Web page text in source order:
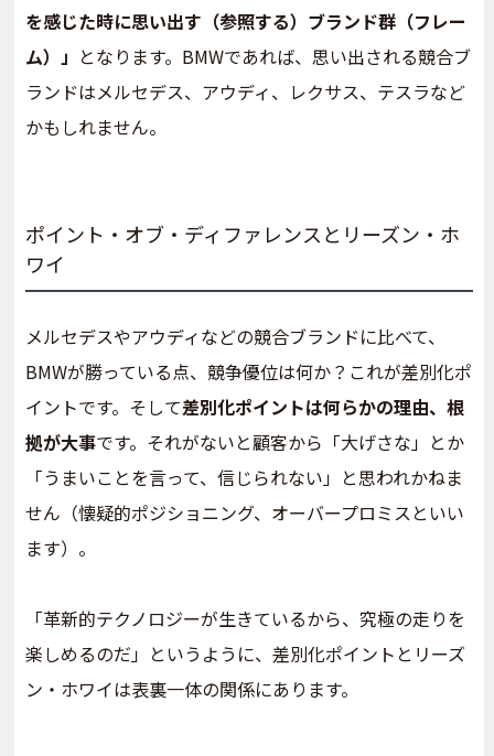
を感じた時に思い出す（参照する）ブランド群（フレー
ム）」 となります。BMWであれば、思い出される競合ブ
ランドはメルセデス、アウディ、レクサス、テスラなど
かもしれません。
ポイント・オブ・ディファレンスとリーズン・ホ
ワイ
メルセデスやアウディなどの競合ブランドに比べて、
BMWが勝っている点、競争優位は何か？これが差別化ポ
イントです。そして差別化ポイントは何らかの理由、根
拠が大事です。それがないと顧客から「大げさな」とか
「うまいことを言って、信じられない」と思われかねま
せん（懐疑的ポジショニング、オーバープロミスといい
ます）。
「革新的テクノロジーが生きているから、究極の走りを
楽しめるのだ」というように、差別化ポイントとリーズ
ン・ホワイは表裏一体の関係にあります。